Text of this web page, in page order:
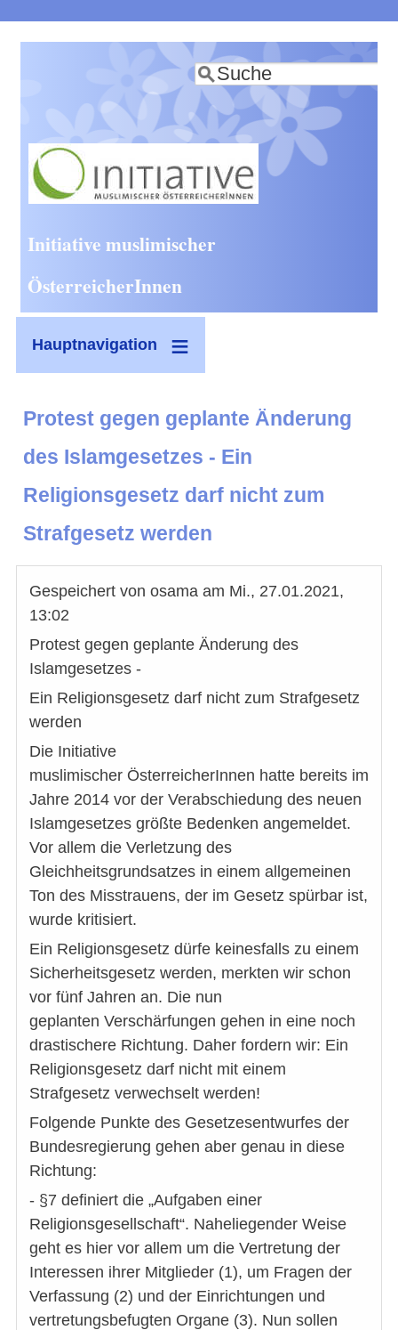
zum
Inhalt
Suche
Initiative muslimischer
ÖsterreicherInnen
Hauptnavigation
Protest gegen geplante Änderung
des Islamgesetzes - Ein
Religionsgesetz darf nicht zum
Strafgesetz werden
Gespeichert von osama am Mi., 27.01.2021,
13:02
Protest gegen geplante Änderung des
Islamgesetzes -
Ein Religionsgesetz darf nicht zum Strafgesetz
werden
Die Initiative
muslimischer ÖsterreicherInnen hatte bereits im
Jahre 2014 vor der Verabschiedung des neuen
Islamgesetzes größte Bedenken angemeldet.
Vor allem die Verletzung des
Gleichheitsgrundsatzes in einem allgemeinen
Ton des Misstrauens, der im Gesetz spürbar ist,
wurde kritisiert.
Ein Religionsgesetz dürfe keinesfalls zu einem
Sicherheitsgesetz werden, merkten wir schon
vor fünf Jahren an. Die nun
geplanten Verschärfungen gehen in eine noch
drastischere Richtung. Daher fordern wir: Ein
Religionsgesetz darf nicht mit einem
Strafgesetz verwechselt werden!
Folgende Punkte des Gesetzesentwurfes der
Bundesregierung gehen aber genau in diese
Richtung:
- §7 definiert die „Aufgaben einer
Religionsgesellschaft“. Naheliegender Weise
geht es hier vor allem um die Vertretung der
Interessen ihrer Mitglieder (1), um Fragen der
Verfassung (2) und der Einrichtungen und
vertretungsbefugten Organe (3). Nun sollen